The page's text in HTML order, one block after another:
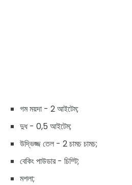
গম ময়দা - 2 আইটেম;
দুধ - 0,5 আইটেম;
উদ্ভিজ্জ তেল - 2 চামচ চামচ;
বেকিং পাউডার - চিম্টি;
মশলা;